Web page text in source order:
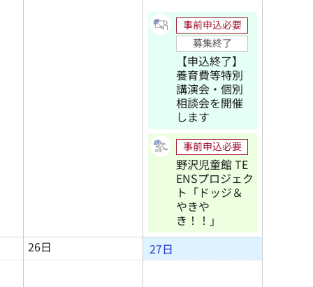
事前申込必要
募集終了
【申込終了】
養育費等特別
講演会・個別
相談会を開催
します
事前申込必要
野沢児童館 TE
ENSプロジェク
ト「ドッジ＆
やきや
き！！」
26日
27日